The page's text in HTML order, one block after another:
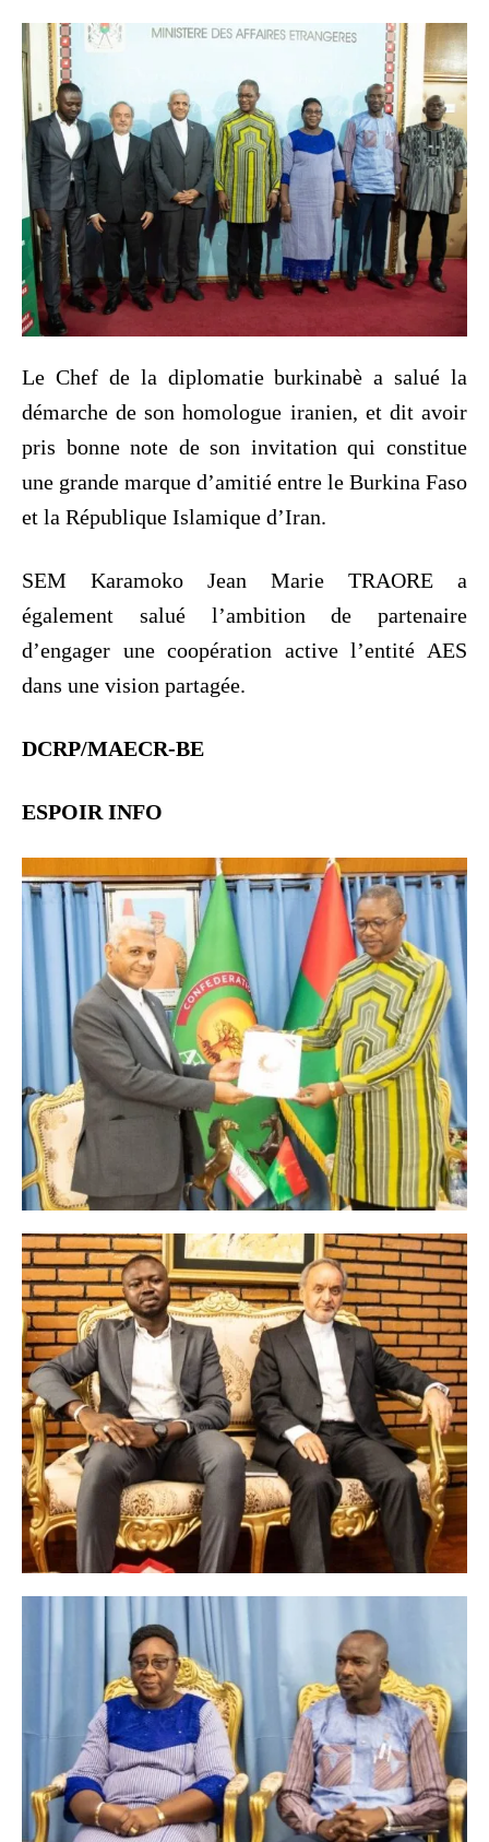
Le Chef de la diplomatie burkinabè a salué la
démarche de son homologue iranien, et dit avoir
pris bonne note de son invitation qui constitue
une grande marque d’amitié entre le Burkina Faso
et la République Islamique d’Iran.
SEM Karamoko Jean Marie TRAORE a
également salué l’ambition de partenaire
d’engager une coopération active l’entité AES
dans une vision partagée.
DCRP/MAECR-BE
ESPOIR INFO